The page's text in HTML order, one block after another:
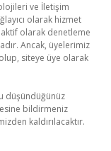
ve İletişim
olarak hizmet
olarak denetleme
Ancak, üyelerimiz
siteye üye olarak
düşündüğünüz
bildirmeniz
kaldırılacaktır.